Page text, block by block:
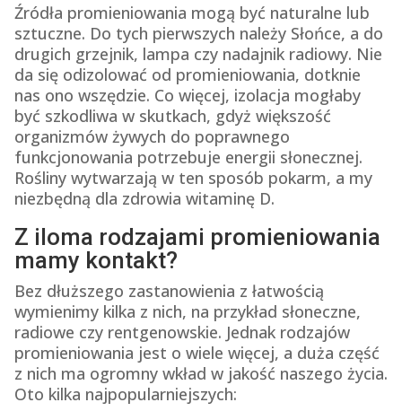
Źródła promieniowania mogą być naturalne lub
sztuczne. Do tych pierwszych należy Słońce, a do
drugich grzejnik, lampa czy nadajnik radiowy. Nie
da się odizolować od promieniowania, dotknie
nas ono wszędzie. Co więcej, izolacja mogłaby
być szkodliwa w skutkach, gdyż większość
organizmów żywych do poprawnego
funkcjonowania potrzebuje energii słonecznej.
Rośliny wytwarzają w ten sposób pokarm, a my
niezbędną dla zdrowia witaminę D.
Z iloma rodzajami promieniowania
mamy kontakt?
Bez dłuższego zastanowienia z łatwością
wymienimy kilka z nich, na przykład słoneczne,
radiowe czy rentgenowskie. Jednak rodzajów
promieniowania jest o wiele więcej, a duża część
z nich ma ogromny wkład w jakość naszego życia.
Oto kilka najpopularniejszych: